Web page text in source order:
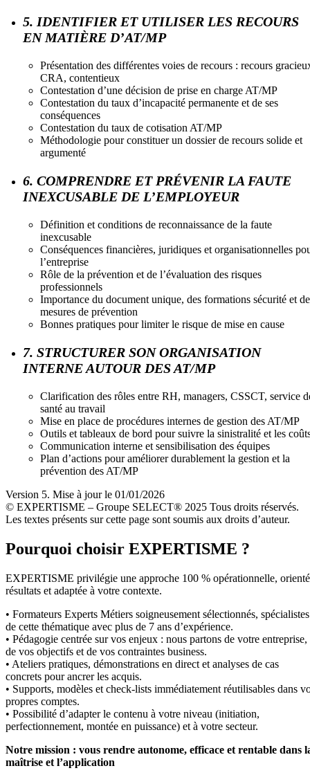
5. IDENTIFIER ET UTILISER LES RECOURS
EN MATIÈRE D’AT/MP
Présentation des différentes voies de recours : recours
CRA, contentieux
Contestation d’une décision de prise en charge AT/MP
Contestation du taux d’incapacité permanente et de ses
conséquences
Contestation du taux de cotisation AT/MP
Méthodologie pour constituer un dossier de recours solide et
argumenté
6. COMPRENDRE ET PRÉVENIR LA FAUTE
INEXCUSABLE DE L’EMPLOYEUR
Définition et conditions de reconnaissance de la faute
inexcusable
Conséquences financières, juridiques et organisationnelles
l’entreprise
Rôle de la prévention et de l’évaluation des risques
professionnels
Importance du document unique, des formations sécurité et
mesures de prévention
Bonnes pratiques pour limiter le risque de mise en cause
7. STRUCTURER SON ORGANISATION
INTERNE AUTOUR DES AT/MP
Clarification des rôles entre RH, managers, CSSCT, service
santé au travail
Mise en place de procédures internes de gestion des AT/MP
Outils et tableaux de bord pour suivre la sinistralité et les
Communication interne et sensibilisation des équipes
Plan d’actions pour améliorer durablement la gestion et la
prévention des AT/MP
Version 5. Mise à jour le 01/01/2026
© EXPERTISME – Groupe SELECT® 2025 Tous droits réservés.
Les textes présents sur cette page sont soumis aux droits d’auteur.
Pourquoi choisir EXPERTISME ?
EXPERTISME privilégie une approche 100 % opérationnelle,
résultats et adaptée à votre contexte.
• Formateurs Experts Métiers soigneusement sélectionnés, spécialistes
de cette thématique avec plus de 7 ans d’expérience.
• Pédagogie centrée sur vos enjeux : nous partons de votre entreprise,
de vos objectifs et de vos contraintes business.
• Ateliers pratiques, démonstrations en direct et analyses de cas
concrets pour ancrer les acquis.
• Supports, modèles et check-lists immédiatement réutilisables dans
propres comptes.
• Possibilité d’adapter le contenu à votre niveau (initiation,
perfectionnement, montée en puissance) et à votre secteur.
Notre mission : vous rendre autonome, efficace et rentable dans
maîtrise et l’application